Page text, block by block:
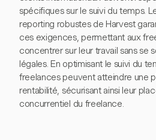
spécifiques sur le suivi du temps.
reporting robustes de Harvest
ces exigences, permettant aux
concentrer sur leur travail sans se
légales. En optimisant le suivi du
freelances peuvent atteindre une
rentabilité, sécurisant ainsi leur
concurrentiel du freelance.